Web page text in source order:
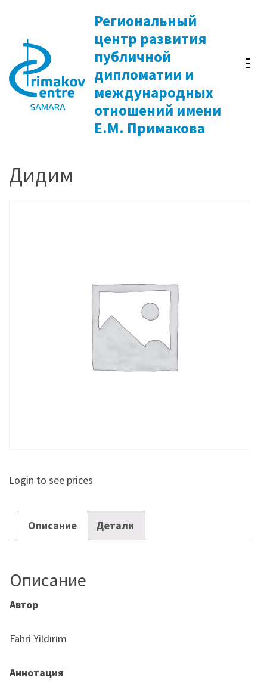
содержимому
(нажмите
Enter)
Региональный
центр развития
публичной
дипломатии и
международных
отношений имени
Е.М. Примакова
Дидим
Login to see prices
Описание Детали
Описание
Автор
Fahri Yildırım
Аннотация